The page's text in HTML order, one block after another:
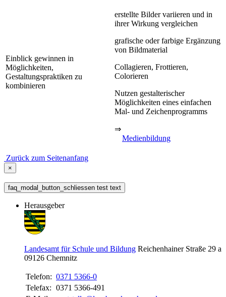
Einblick gewinnen in
Möglichkeiten,
Gestaltungspraktiken zu
kombinieren
erstellte Bilder variieren und in
ihrer Wirkung vergleichen
grafische oder farbige Ergänzung
von Bildmaterial
Collagieren, Frottieren,
Colorieren
Nutzen gestalterischer
Möglichkeiten eines einfachen
Mal- und Zeichenprogramms
⇒
Medienbildung
Zurück zum Seitenanfang
×
faq_modal_button_schliessen test text
Herausgeber
Landesamt für Schule und Bildung Reichenhainer Straße 29 a
09126 Chemnitz
Telefon: 0371 5366-0
Telefax: 0371 5366-491